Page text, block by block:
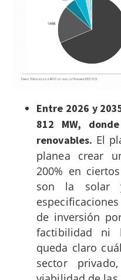
Entre 2026 y
812 MW,
renovables. El
planea crear
200% en
son la solar
de inversión
factibilidad ni
queda claro
sector